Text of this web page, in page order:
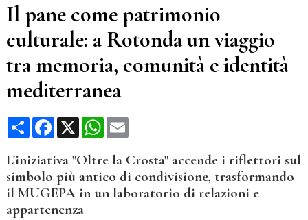
Il pane come patrimonio
culturale: a Rotonda un viaggio
tra memoria, comunità e identità
mediterranea
CondividiFacebook
X WhatsApp
Email
L'iniziativa "Oltre la Crosta" accende i riflettori sul
simbolo più antico di condivisione, trasformando
il MUGEPA in un laboratorio di relazioni e
appartenenza